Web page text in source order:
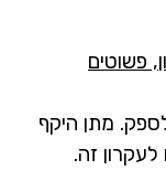
פשוטים
מתן היקף
לעקרון זה.